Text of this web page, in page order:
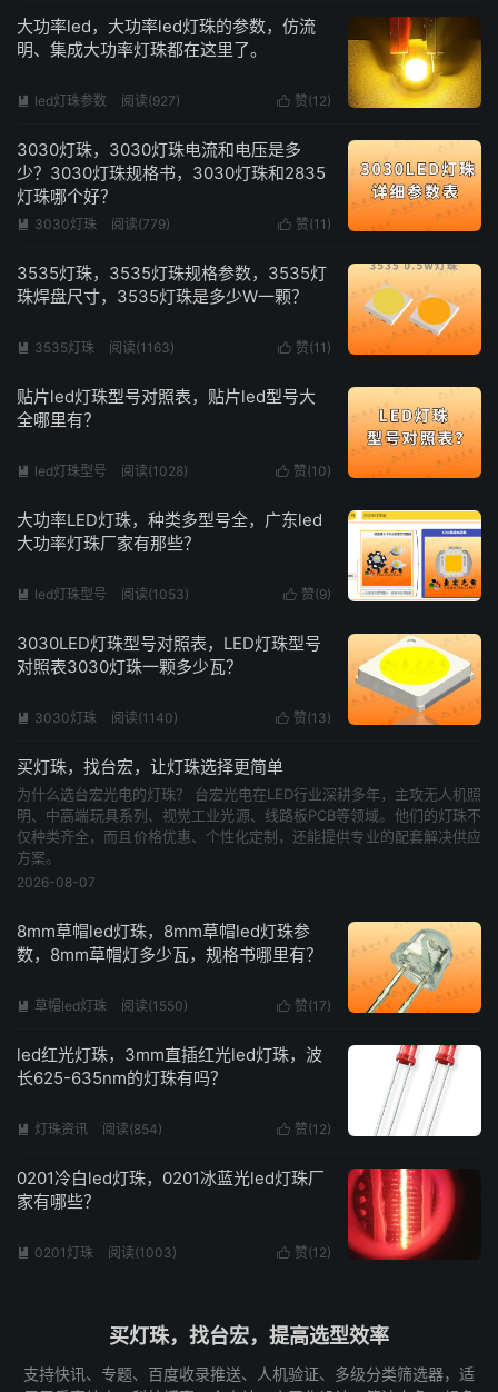
大功率led，大功率led灯珠的参数，仿流
明、集成大功率灯珠都在这里了。
 赞(12)
 led灯珠参数 阅读(927)
3030灯珠，3030灯珠电流和电压是多
少？3030灯珠规格书，3030灯珠和2835
灯珠哪个好？
 赞(11 )
 3030灯珠 阅读(779)
3535灯珠，3535灯珠规格参数，3535灯
珠焊盘尺寸，3535灯珠是多少W一颗？
 赞(11 )
 3535灯珠 阅读(1163)
贴片led灯珠型号对照表，贴片led型号大
全哪里有？
 赞(10)
 led灯珠型号 阅读(1028)
大功率LED灯珠，种类多型号全，广东led
大功率灯珠厂家有那些？
 赞(9)
 led灯珠型号 阅读(1053)
3030LED灯珠型号对照表，LED灯珠型号
对照表3030灯珠一颗多少瓦？
 赞(13)
 3030灯珠 阅读(1140)
买灯珠，找台宏，让灯珠选择更简单
为什么选台宏光电的灯珠？ 台宏光电在LED行业深耕多年，主攻无人机照
明、中高端玩具系列、视觉工业光源、线路板PCB等领域。他们的灯珠不
仅种类齐全，而且价格优惠、个性化定制，还能提供专业的配套解决供应
方案。
2026-08-07
8mm草帽led灯珠，8mm草帽led灯珠参
数，8mm草帽灯多少瓦，规格书哪里有？
 赞(17)
 草帽led灯珠 阅读(1550)
led红光灯珠，3mm直插红光led灯珠，波
长625-635nm的灯珠有吗？
 赞(12)
 灯珠资讯 阅读(854)
0201冷白led灯珠，0201冰蓝光led灯珠厂
家有哪些？
 赞(12)
 0201灯珠 阅读(1003)
买灯珠，找台宏，提高选型效率
支持快讯、专题、百度收录推送、人机验证、多级分类筛选器，适